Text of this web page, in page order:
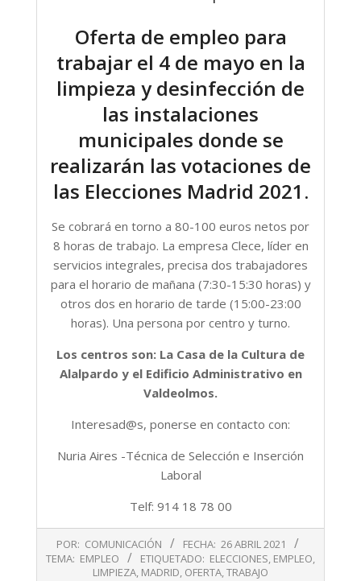
Oferta de empleo para
trabajar el 4 de mayo en la
limpieza y desinfección de
las instalaciones
municipales donde se
realizarán las votaciones de
las Elecciones Madrid 2021.
Se cobrará en torno a 80-100 euros netos por
8 horas de trabajo. La empresa Clece, líder en
servicios integrales, precisa dos trabajadores
para el horario de mañana (7:30-15:30 horas) y
otros dos en horario de tarde (15:00-23:00
horas). Una persona por centro y turno.
Los centros son: La Casa de la Cultura de
Alalpardo y el Edificio Administrativo en
Valdeolmos.
Interesad@s, ponerse en contacto con:
Nuria Aires -Técnica de Selección e Inserción
Laboral
Telf: 914 18 78 00
04-
POR: COMUNICACIÓN FECHA: 26 ABRIL 2021
TEMA: EMPLEO ETIQUETADO: ELECCIONES, EMPLEO,
LIMPIEZA, MADRID, OFERTA,TRABAJO